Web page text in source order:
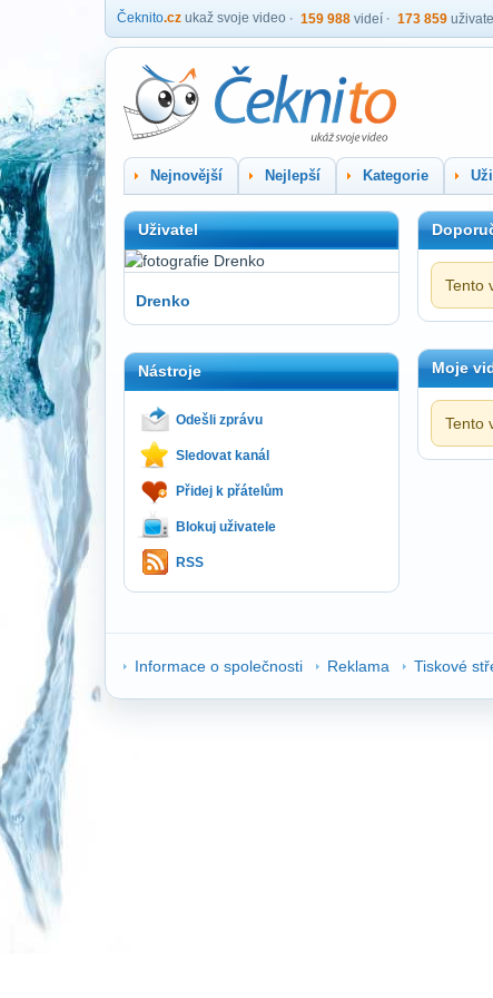
Čeknito.cz ukaž svoje video 159 988 videí 173 859
Nejnovější Nejlepší Kategorie
Uživatel
Drenko
Nástroje
Odešli zprávu
Sledovat kanál
Přidej k přátelům
Blokuj uživatele
RSS
Tento
Moje
Tento
Informace o společnosti Reklama Tiskové